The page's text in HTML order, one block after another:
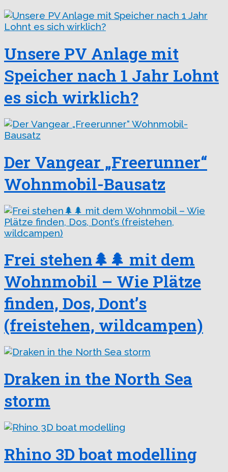
Unsere PV Anlage mit
Speicher nach 1 Jahr Lohnt
es sich wirklich?
Der Vangear „Freerunner“
Wohnmobil-Bausatz
Frei stehen🌲🌲 mit dem
Wohnmobil – Wie Plätze
finden, Dos, Dont’s
(freistehen, wildcampen)
Draken in the North Sea
storm
Rhino 3D boat modelling